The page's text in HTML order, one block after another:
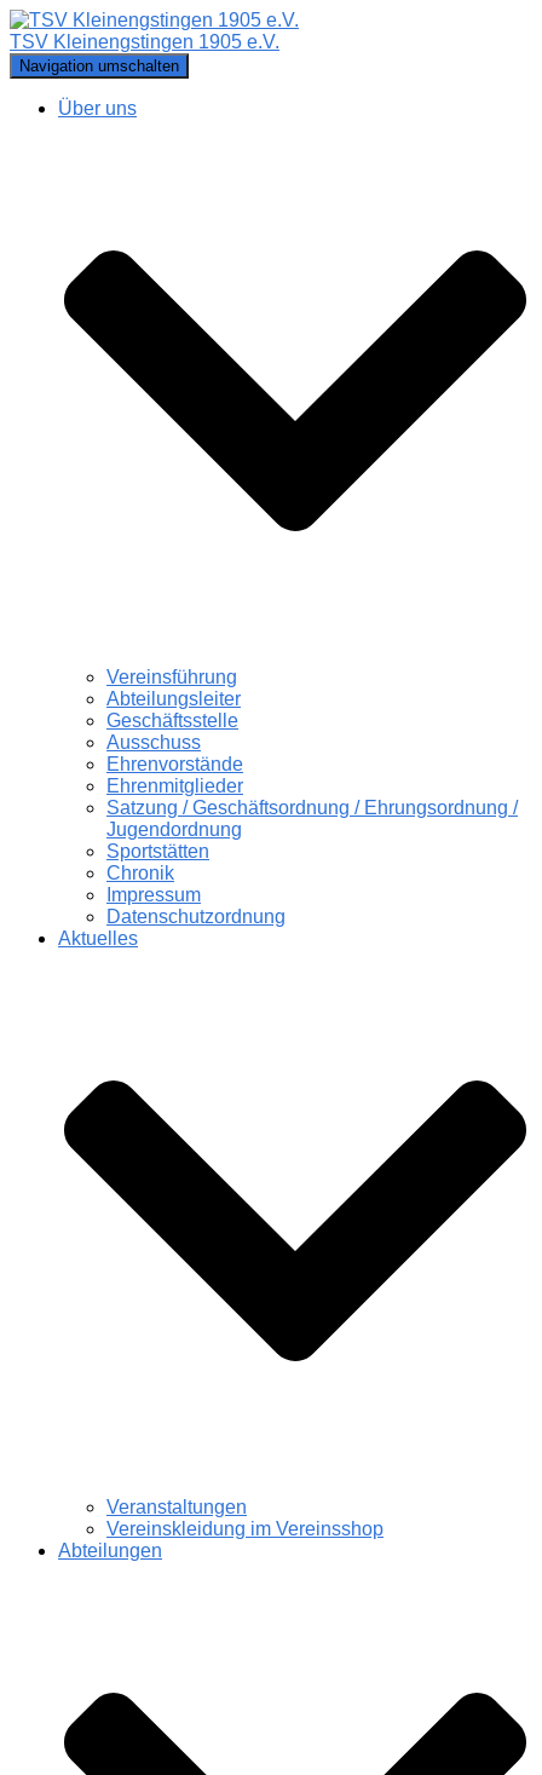
TSV Kleinengstingen 1905 e.V.
Navigation umschalten
Über uns
Vereinsführung
Abteilungsleiter
Geschäftsstelle
Ausschuss
Ehrenvorstände
Ehrenmitglieder
Satzung / Geschäftsordnung / Ehrungsordnung /
Jugendordnung
Sportstätten
Chronik
Impressum
Datenschutzordnung
Aktuelles
Veranstaltungen
Vereinskleidung im Vereinsshop
Abteilungen